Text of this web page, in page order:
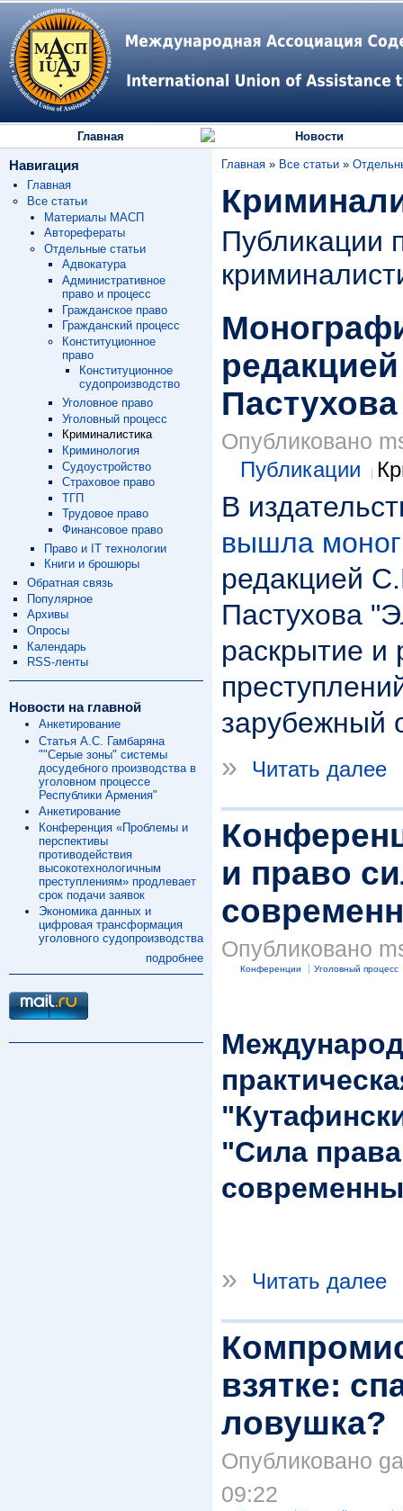
Главная Новости
Навигация
Главная
Все статьи
Материалы МАСП
Авторефераты
Отдельные статьи
Адвокатура
Административное
право и процесс
Гражданское право
Гражданский процесс
Конституционное
право
Конституционное
судопроизводство
Уголовное право
Уголовный процесс
Криминалистика
Криминология
Судоустройство
Страховое право
ТГП
Трудовое право
Финансовое право
Право и IT технологии
Книги и брошюры
Обратная связь
Популярное
Архивы
Опросы
Календарь
RSS-ленты
Новости на главной
Анкетирование
Статья А.С. Гамбаряна
""Серые зоны" системы
досудебного производства в
уголовном процессе
Республики Армения"
Анкетирование
Конференция «Проблемы и
перспективы
противодействия
высокотехнологичным
преступлениям» продлевает
срок подачи заявок
Экономика данных и
цифровая трансформация
уголовного судопроизводства
подробнее
Главная » Все статьи »
Публикации
Опубликовано
Публикации
В
вышла
редакцией
Пастухова
раскрытие и
зарубежный
»
Читать далее
и право
Опубликовано
Конференции Уголовный процесс
"Сила
» Читать далее
взятке:
ловушка?
Опубликовано
09:22